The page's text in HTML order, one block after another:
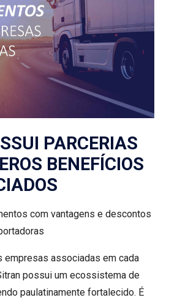
PARCERIAS
BENEFÍCIOS
com vantagens e descontos
empresas associadas em cada
possui um ecossistema de
paulatinamente fortalecido. É